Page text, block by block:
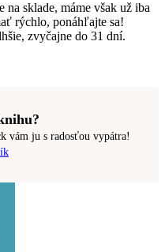
na sklade, máme však už iba
rýchlo, ponáhľajte sa!
zvyčajne do 31 dní.
vám ju s radosťou vypátra!